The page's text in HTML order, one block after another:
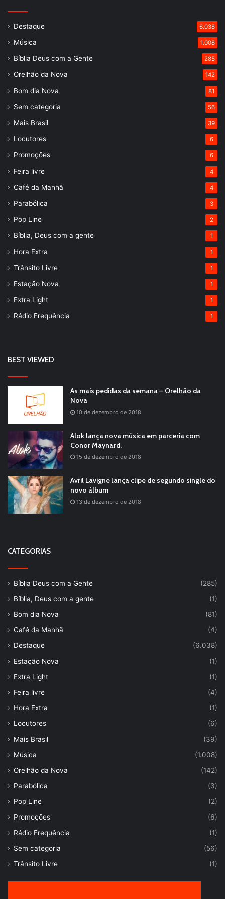
Destaque 6.038
Música 1.008
Bíblia Deus com a Gente 285
Orelhão da Nova 142
Bom dia Nova 81
Sem categoria 56
Mais Brasil 39
Locutores 6
Promoções 6
Feira livre 4
Café da Manhã 4
Parabólica 3
Pop Line 2
Bíblia, Deus com a gente 1
Hora Extra 1
Trânsito Livre 1
Estação Nova 1
Extra Light 1
Rádio Frequência 1
BEST VIEWED
As mais pedidas da semana – Orelhão da
Nova
10 de dezembro de 2018
Alok lança nova música em parceria com
Conor Maynard.
15 de dezembro de 2018
Avril Lavigne lança clipe de segundo single do
novo álbum
13 de dezembro de 2018
CATEGORIAS
Bíblia Deus com a Gente
(285)
Bíblia, Deus com a gente
(1)
Bom dia Nova
(81)
Café da Manhã
(4)
Destaque
(6.038)
Estação Nova
(1)
Extra Light
(1)
Feira livre
(4)
Hora Extra
(1)
Locutores
(6)
Mais Brasil
(39)
Música
(1.008)
Orelhão da Nova
(142)
Parabólica
(3)
Pop Line
(2)
Promoções
(6)
Rádio Frequência
(1)
Sem categoria
(56)
Trânsito Livre
(1)